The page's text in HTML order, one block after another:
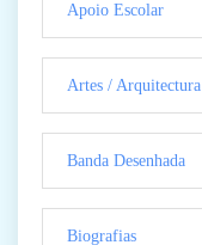
Apoio Escolar
Artes / Arquitectura
Banda Desenhada
Biografias